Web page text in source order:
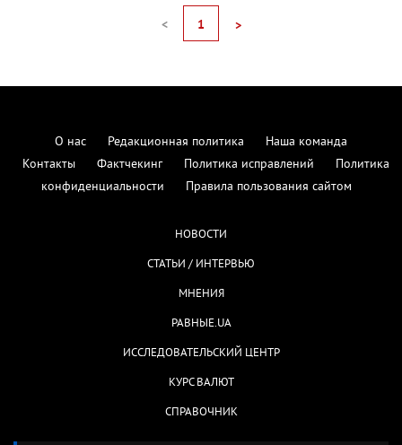
< 1 >
О нас Редакционная политика
Наша команда
Контакты
Фактчекинг Политика исправлений
Политика
конфиденциальности
Правила пользования сайтом
НОВОСТИ
СТАТЬИ / ИНТЕРВЬЮ
МНЕНИЯ
РАВНЫЕ.UA
ИССЛЕДОВАТЕЛЬСКИЙ ЦЕНТР
КУРС ВАЛЮТ
СПРАВОЧНИК